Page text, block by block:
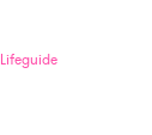
Lifeguide